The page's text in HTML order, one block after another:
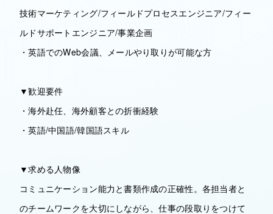
技術マーケティング/フィールドプロセスエンジニア/フィー
ルドサポートエンジニア/事業企画
・英語でのWeb会議、メールやり取りが可能な方
▼歓迎要件
・海外赴任、海外顧客との折衝経験
・英語/中国語/韓国語スキル
▼求める人物像
コミュニケーション能力と書類作成の正確性。各担当者と
のチームワークを大切にしながら、仕事の段取りをつけて